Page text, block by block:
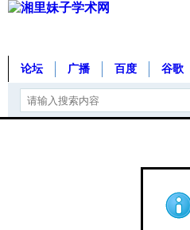
论坛 广播 百度 谷歌